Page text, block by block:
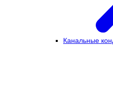
Канальные